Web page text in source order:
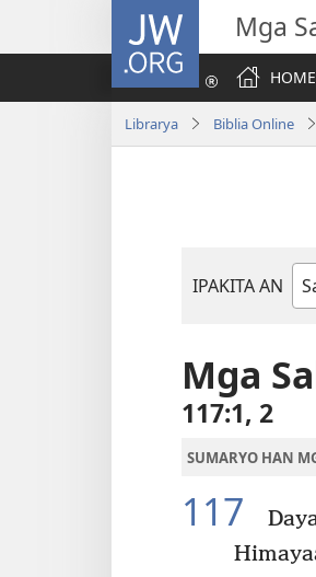
JW.ORG Mga
HOME
Librarya Biblia Online
IPAKITA AN
Mga
117:1, 2
SUMARYO HAN
117